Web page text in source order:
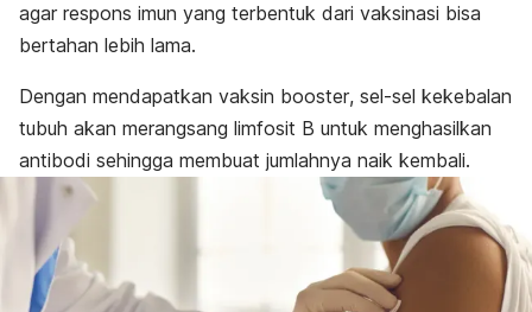
agar respons imun yang terbentuk dari vaksinasi bisa
bertahan lebih lama.
Dengan mendapatkan vaksin booster, sel-sel kekebalan
tubuh akan merangsang limfosit B untuk menghasilkan
antibodi sehingga membuat jumlahnya naik kembali.